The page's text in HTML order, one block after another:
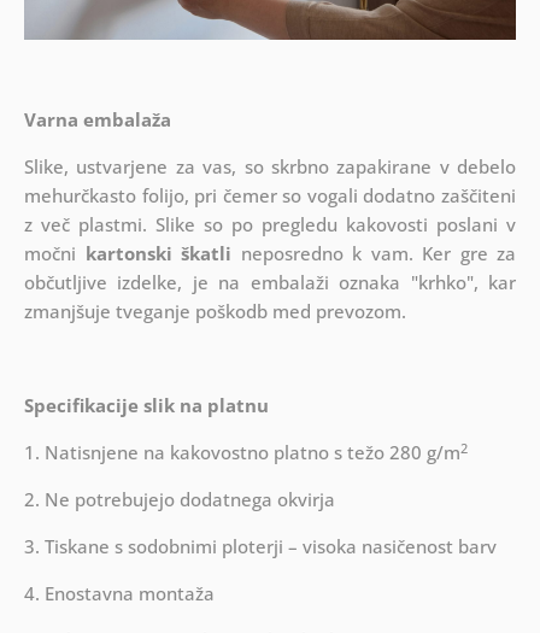
Varna embalaža
Slike, ustvarjene za vas, so skrbno zapakirane v debelo
mehurčkasto folijo, pri čemer so vogali dodatno zaščiteni
z več plastmi. Slike so po pregledu kakovosti poslani v
močni kartonski škatli neposredno k vam. Ker gre za
občutljive izdelke, je na embalaži oznaka "krhko", kar
zmanjšuje tveganje poškodb med prevozom.
Specifikacije slik na platnu
1. Natisnjene na kakovostno platno s težo 280 g/m2
2. Ne potrebujejo dodatnega okvirja
3. Tiskane s sodobnimi ploterji – visoka nasičenost barv
4. Enostavna montaža